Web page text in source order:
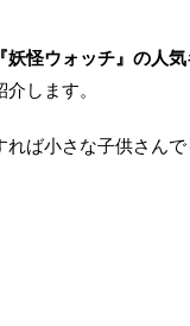
『妖怪ウォッチ』の人
します。
れば小さな子供さん